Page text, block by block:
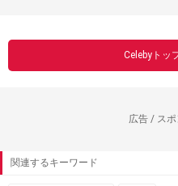
Celebyトッ
広告 / ス
関連するキーワード